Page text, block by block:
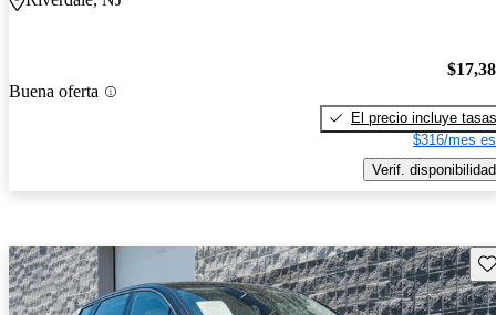
Buena oferta
El precio incluye tasas
$316/mes
Verif. disponibilidad